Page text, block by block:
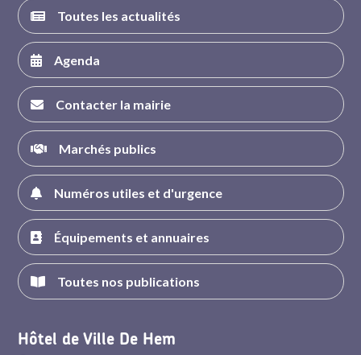
Toutes les actualités
Agenda
Contacter la mairie
Marchés publics
Numéros utiles et d'urgence
Équipements et annuaires
Toutes nos publications
Hôtel de Ville De Hem